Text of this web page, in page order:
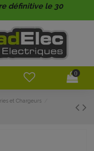
définitive le 30
0
et Chargeurs